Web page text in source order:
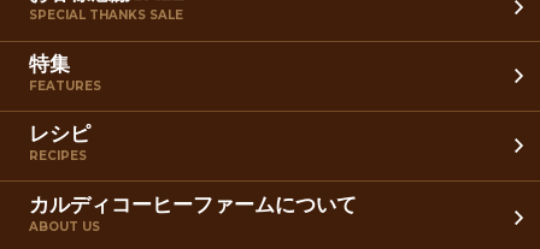
SPECIAL THANKS SALE
特集
FEATURES
レシピ
RECIPES
カルディコーヒーファームについて
ABOUT US